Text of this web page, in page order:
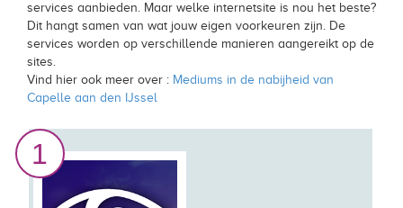
services aanbieden. Maar welke internetsite is nou het beste?
Dit hangt samen van wat jouw eigen voorkeuren zijn. De
services worden op verschillende manieren aangereikt op de
sites.
Vind hier ook meer over : Mediums in de nabijheid van
Capelle aan den IJssel
1